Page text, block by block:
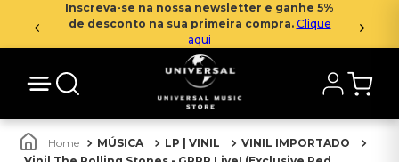
Inscreva-se na nossa newsletter e ganhe 5%
de desconto na sua primeira compra. Clique
aqui
MÚSICA LP | VINIL
VINIL IMPORTADO